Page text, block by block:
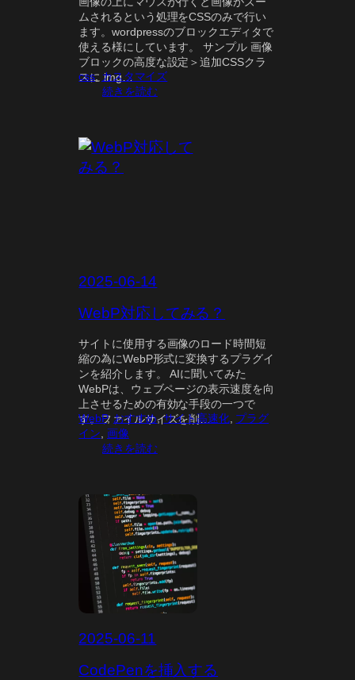
ムされるという処理をCSSのみで行い
ます。wordpressのブロックエディタで
使える様にしています。 サンプル 画像
ブロックの高度な設定＞追加CSSクラ
スに img…
css, カスタマイズ
続きを読む:
マ
ー
す
2025-06-14
WebP対応してみる？
サイトに使用する画像のロード時間短
縮の為にWebP形式に変換するプラグイ
ンを紹介します。 AIに聞いてみた
WebPは、ウェブページの表示速度を向
上させるための有効な手段の一つで
す。ファイルサイズを削…
WebP, おすすめ, サイト高速化, プラグ
イン 画像
続きを読む:
対
応
し
て
み
る
？
2025-06-11
CodePenを挿入する